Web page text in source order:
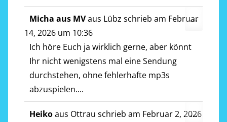
Micha aus MVaus Lübz schrieb am Februar
14, 2026 um 10:36
Ich höre Euch ja wirklich gerne, aber könnt
Ihr nicht wenigstens mal eine Sendung
durchstehen, ohne fehlerhafte mp3s
abzuspielen....
...Diese
Heikoaus Ottrau schrieb am Februar 2, 2026
...Diese